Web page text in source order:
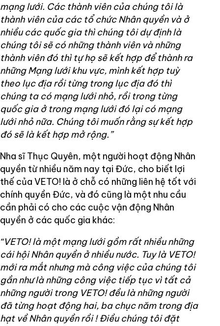
mạng lưới. Các thành viên của chúng tôi là
thành viên của các tổ chức Nhân quyền và ở
nhiều các quốc gia thì chúng tôi dự định là
chúng tôi sẽ có những thành viên và những
thành viên đó thì tự họ sẽ kết hợp để thành ra
những Mạng lưới khu vực, mình kết hợp tuỳ
theo lục địa rồi từng trong lục địa đó thì
chúng ta có mạng lưới nhỏ, rồi trong từng
quốc gia ở trong mạng lưới đó lại có mạng
lưới nhỏ nữa. Chúng tôi muốn rằng sự kết hợp
đó sẽ là kết hợp mở rộng.”
Nha sĩ Thục Quyên, một người hoạt động Nhân
quyền từ nhiều năm nay tại Đức, cho biết lợi
thế của VETO! là ở chỗ có những liên hệ tốt với
chính quyền Đức, và đó cũng là một nhu cầu
cần phải có cho các cuộc vận động Nhân
quyền ở các quốc gia khác:
“VETO! là một mạng lưới gồm rất nhiều những
cái hội Nhân quyền ở nhiều nước. Tuy là VETO!
mới ra mắt nhưng mà công việc của chúng tôi
gần như là những công việc tiếp tục vì tất cả
những người trong VETO! đều là những người
đã từng hoạt động hai, ba chục năm trong địa
hạt về Nhân quyền rồi ! Điều chúng tôi đặt